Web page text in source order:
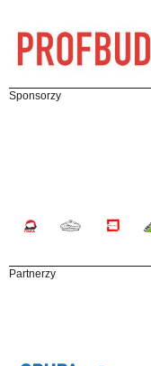
Sponsorzy
Partnerzy